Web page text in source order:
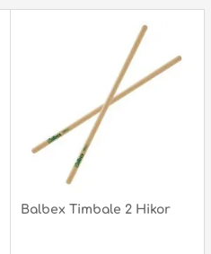
Balbex Timbale 2 Hikor